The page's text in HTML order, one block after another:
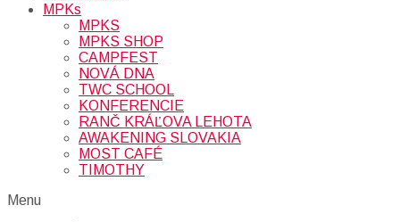
MPKs
MPKS
MPKS SHOP
CAMPFEST
NOVÁ DNA
TWC SCHOOL
KONFERENCIE
RANČ KRÁĽOVA LEHOTA
AWAKENING SLOVAKIA
MOST CAFÉ
TIMOTHY
Menu